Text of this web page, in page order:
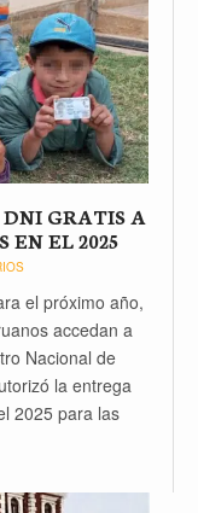
GRATIS A
EN EL 2025
el próximo año,
accedan a
Nacional de
la entrega
2025 para las